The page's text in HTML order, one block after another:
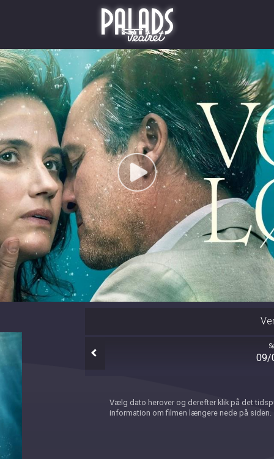
Palads Teatret
Vælg dato herover og derefter klik på det
information om filmen længere nede på siden.